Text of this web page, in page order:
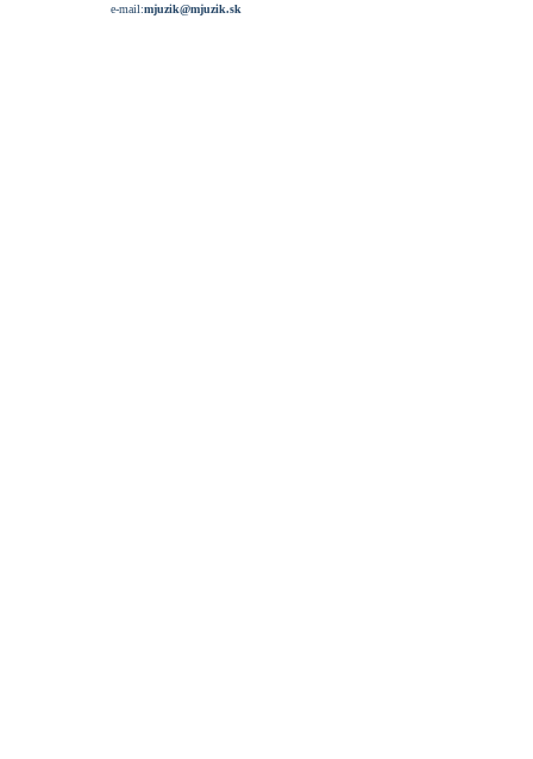
e-mail:mjuzik@mjuzik.sk